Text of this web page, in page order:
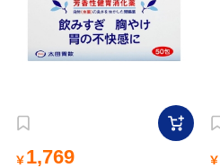
￥ 1,769 ￥